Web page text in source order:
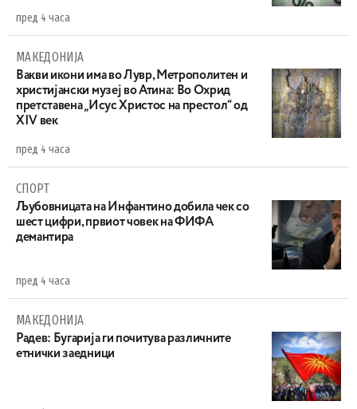
пред 4 часа
МАКЕДОНИЈА
Вакви икони има во Лувр, Метрополитен и
христијански музеј во Атина: Во Охрид
претставена „Исус Христос на престол“ од
XIV век
пред 4 часа
СПОРТ
Љубовницата на Инфантино добила чек со
шест цифри, првиот човек на ФИФА
демантира
пред 4 часа
МАКЕДОНИЈА
Радев: Бугарија ги почитува различните
етнички заедници